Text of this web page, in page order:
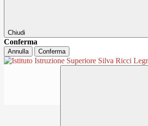
Chiudi
Conferma
Annulla Conferma